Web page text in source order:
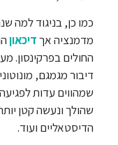
כמו כן, בניגוד למה
מדמנציה אךדיכאון
החולים בפרקינסון.
דיבור מגמגם,
שמהווים עדות
שהולך ונעשה קטן
הדיסטאליים ועוד.